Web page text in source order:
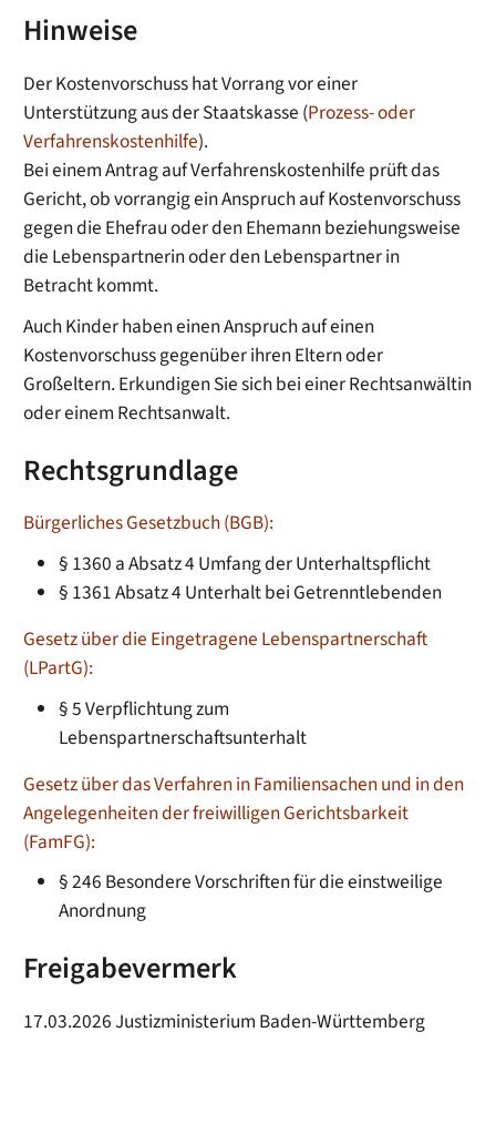
Hinweise
Der Kostenvorschuss hat Vorrang vor einer
Unterstützung aus der Staatskasse (Prozess- oder
Verfahrenskostenhilfe).
Bei einem Antrag auf Verfahrenskostenhilfe prüft das
Gericht, ob vorrangig ein Anspruch auf Kostenvorschuss
gegen die Ehefrau oder den Ehemann beziehungsweise
die Lebenspartnerin oder den Lebenspartner in
Betracht kommt.
Auch Kinder haben einen Anspruch auf einen
Kostenvorschuss gegenüber ihren Eltern oder
Großeltern. Erkundigen Sie sich bei einer Rechtsanwältin
oder einem Rechtsanwalt.
Rechtsgrundlage
Bürgerliches Gesetzbuch (BGB):
§ 1360 a Absatz 4 Umfang der Unterhaltspflicht
§ 1361 Absatz 4 Unterhalt bei Getrenntlebenden
Gesetz über die Eingetragene Lebenspartnerschaft
(LPartG):
§ 5 Verpflichtung zum
Lebenspartnerschaftsunterhalt
Gesetz über das Verfahren in Familiensachen und in den
Angelegenheiten der freiwilligen Gerichtsbarkeit
(FamFG):
§ 246 Besondere Vorschriften für die einstweilige
Anordnung
Freigabevermerk
17.03.2026 Justizministerium Baden-Württemberg